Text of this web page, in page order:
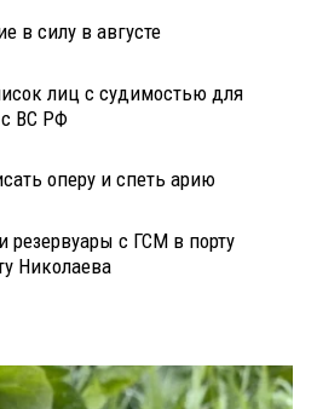
в силу в августе
лиц с судимостью для
с ВС РФ
оперу и спеть арию
резервуары с ГСМ в порту
Николаева